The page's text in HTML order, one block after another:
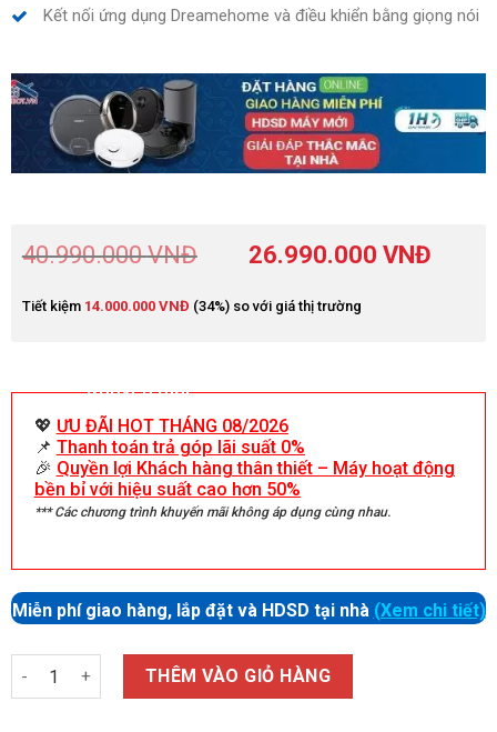
Kết nối ứng dụng Dreamehome và điều khiển bằng giọng nói
40.990.000VNĐ 26.990.000 VNĐ
Tiết kiệm 14.000.000 VNĐ (34%) so với giá thị trường
Khuyến mãi
💖 ƯU ĐÃI HOT THÁNG 08/2026
📌 Thanh toán trả góp lãi suất 0%
🎉 Quyền lợi Khách hàng thân thiết – Máy hoạt động
bền bỉ với hiệu suất cao hơn 50%
*** Các chương trình khuyến mãi không áp dụng cùng nhau.
Miễn phí giao hàng, lắp đặt và HDSD tại nhà (Xem chi tiết)
Số lượng THÊM VÀO GIỎ HÀNG